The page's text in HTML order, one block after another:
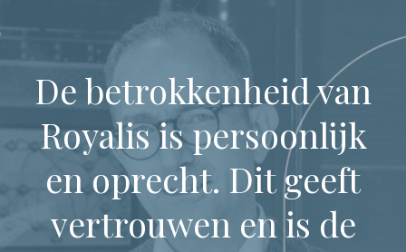
De betrokkenheid van
Royalis is persoonlijk
en oprecht. Dit geeft
vertrouwen en is de